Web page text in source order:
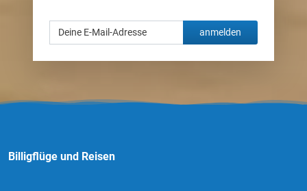
anmelden
Billigflüge und Reisen